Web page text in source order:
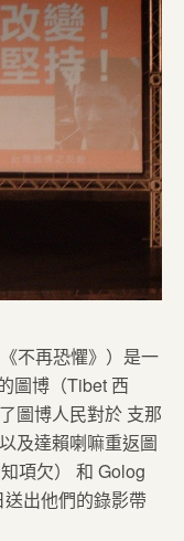
不再恐懼》）是一
圖博（Tibet 西
圖博人民對於 支那
及達賴喇嘛重返圖
項欠） 和 Golog
出他們的錄影帶